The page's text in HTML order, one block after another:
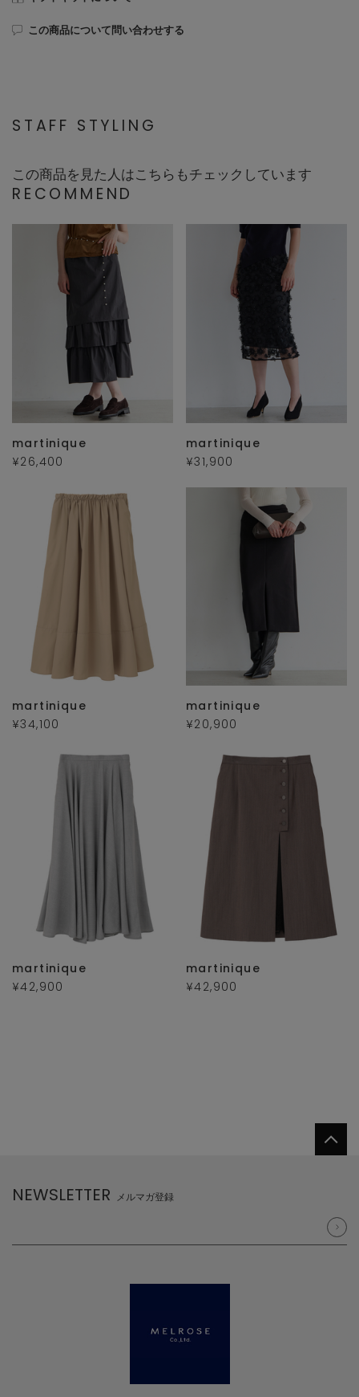
この商品について問い合わせする
STAFF STYLING
この商品を見た人はこちらもチェックしています
RECOMMEND
martinique
¥26,400
martinique
¥31,900
martinique
¥34,100
martinique
¥20,900
martinique
¥42,900
martinique
¥42,900
NEWSLETTER メルマガ登録